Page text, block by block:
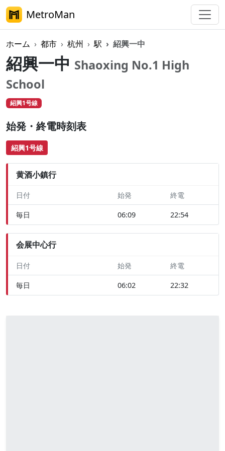
MetroMan
ホーム 都市 杭州 駅 紹興一中
紹興一中 Shaoxing No.1 High
School
紹興1号線
始発・終電時刻表
紹興1号線
黄酒小鎮行
日付 始発 終電
毎日 06:09 22:54
会展中心行
日付 始発 終電
毎日 06:02 22:32